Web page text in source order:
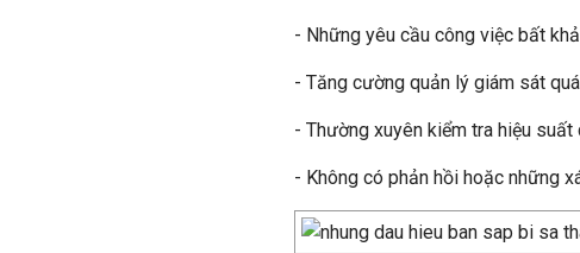
- Những yêu cầu công việc bất
- Tăng cường quản lý giám sát
- Thường xuyên kiểm tra hiệu suất
- Không có phản hồi hoặc những